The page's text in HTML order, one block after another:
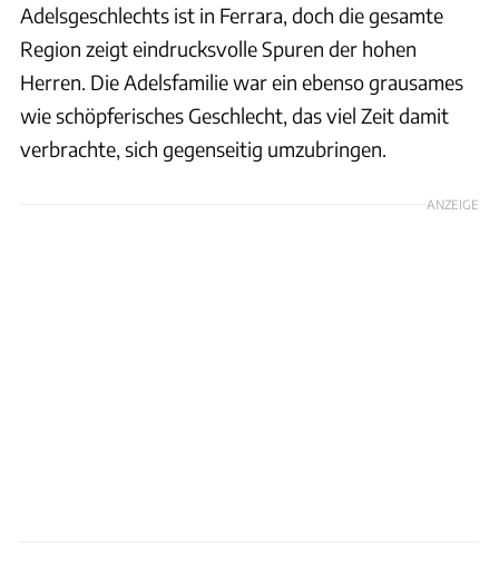
Adelsgeschlechts ist in Ferrara, doch die gesamte
Region zeigt eindrucksvolle Spuren der hohen
Herren. Die Adelsfamilie war ein ebenso grausames
wie schöpferisches Geschlecht, das viel Zeit damit
verbrachte, sich gegenseitig umzubringen.
ANZEIGE